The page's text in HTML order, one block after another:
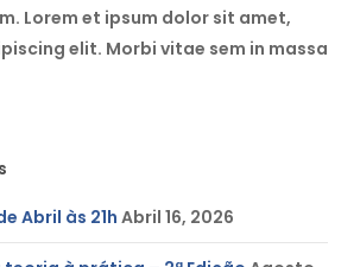
Lorem et ipsum dolor sit amet,
elit. Morbi vitae sem in massa
Abril às 21h Abril 16, 2026